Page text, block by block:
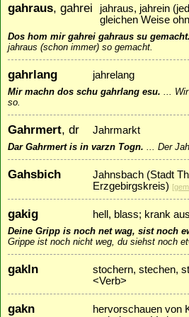
gahraus, gahrei
jahraus, jahrein
gleichen Weise
Dos hom mir gahrei gahraus su gemacht.
jahraus (schon immer) so gemacht.
gahrlang jahrelang
Mir machn dos schu gahrlang esu.
so.
Gahrmert, dr Jahrmarkt
Dar Gahrmert is in varzn Togn. Der
Gahsbich
Jahnsbach (Stadt
Erzgebirgskreis) [
gakig hell, blass; krank
Deine Gripp is noch net wag, sist noch
Grippe ist noch nicht weg, du siehst noch
gakln
stochern, stechen,
<Verb>
gakn
hervorschauen von